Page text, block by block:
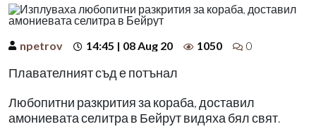
npetrov 14:45 | 08 Aug 20 1050 0
Плавателният съд е потънал
Любопитни разкрития за кораба, доставил
амониевата селитра в Бейрут видяха бял свят.